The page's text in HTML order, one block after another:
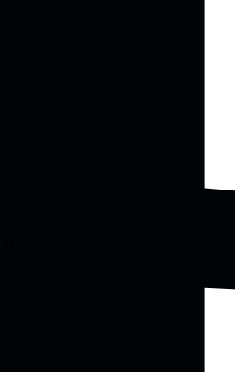
apenas
deles é
Há uma
tanto